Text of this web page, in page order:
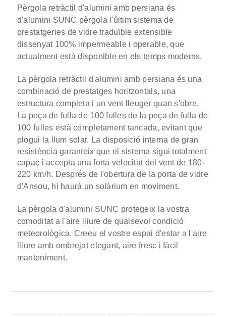
Pèrgola retràctil d'alumini amb persiana és
d'alumini SUNC pèrgola l'últim sistema de
prestatgeries de vidre traduïble extensible
dissenyat 100% impermeable i operable, que
actualment està disponible en els temps moderns.
La pèrgola retràctil d'alumini amb persiana és una
combinació de prestatges horitzontals, una
estructura completa i un vent lleuger quan s'obre.
La peça de fulla de 100 fulles de la peça de fulla de
100 fulles està completament tancada, evitant que
plogui la llum solar. La disposició interna de gran
resistència garanteix que el sistema sigui totalment
capaç i accepta una forta velocitat del vent de 180-
220 km/h. Després de l'obertura de la porta de vidre
d'Ansou, hi haurà un solàrium en moviment.
La pèrgola d'alumini SUNC protegeix la vostra
comoditat a l'aire lliure de qualsevol condició
meteorològica. Creeu el vostre espai d'estar a l'aire
lliure amb ombrejat elegant, aire fresc i fàcil
manteniment.